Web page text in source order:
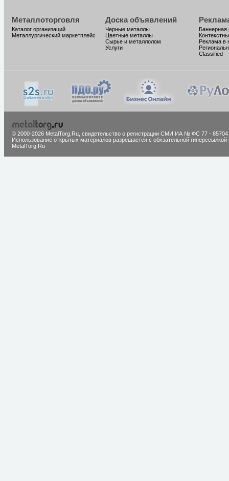
Металлоторговля
Каталог организаций
Металлургический маркетплейс
Доска объявлений
Черные металлы
Цветные металлы
Сырье и металлолом
Услуги
Баннерная
Реклама в
Classified
© 2000-2026 MetalTorg.Ru, cвидетельство о регистрации СМИ ИА № ФС 77 - 85704
Использование открытых материалов разрешается с обязательной гиперссылкой
MetalTorg.Ru